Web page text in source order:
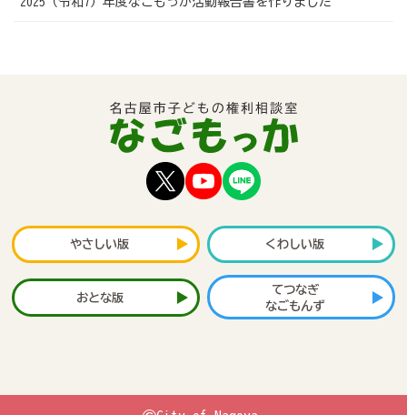
やさしい版 くわしい版
おとな版
てつなぎ
なごもんず